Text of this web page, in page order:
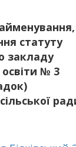
статуту
закладу
№ 3